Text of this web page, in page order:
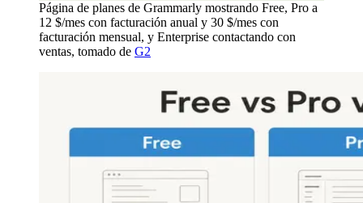
Página de planes de Grammarly mostrando Free, Pro a
12 $/mes con facturación anual y 30 $/mes con
facturación mensual, y Enterprise contactando con
ventas, tomado de G2